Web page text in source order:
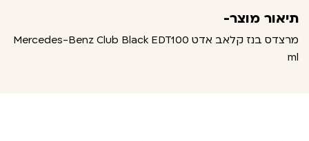
תיאור מוצר-
מרצדס בנז קלאב אדט Mercedes-Benz Club Black EDT100
ml